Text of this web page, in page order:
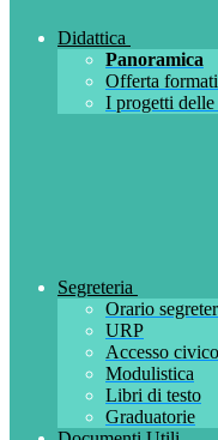
Didattica
Panoramica
Offerta
I progetti delle
Segreteria
Orario
URP
Accesso civico
Modulistica
Libri di testo
Graduatorie